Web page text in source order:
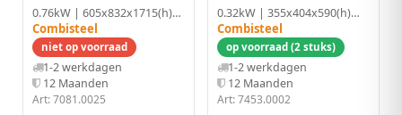
0.76kW | 605x832x1715(h)mm | RVS
Combisteel
niet op voorraad
1-2 werkdagen
12 Maanden
Art: 7081.0025
0.32kW | 355x404x590(h)mm
Combisteel
op voorraad (2 stuks)
1-2 werkdagen
12 Maanden
Art: 7453.0002